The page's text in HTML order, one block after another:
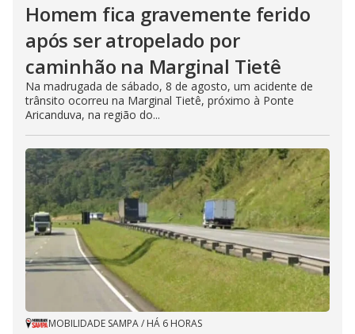
Homem fica gravemente ferido
após ser atropelado por
caminhão na Marginal Tietê
Na madrugada de sábado, 8 de agosto, um acidente de
trânsito ocorreu na Marginal Tietê, próximo à Ponte
Aricanduva, na região do...
MOBILIDADE SAMPA/ HÁ 6 HORAS